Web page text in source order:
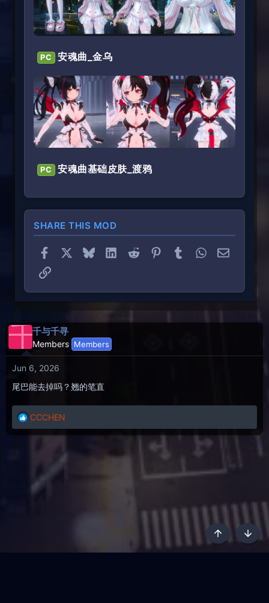
PC 安魂曲_金乌
PC 安魂曲基础皮肤_渡鸦
SHARE THIS MOD
Facebook BlueskyLinkedInReddit PinterestTumblrWhatsApp
Email
Link
千千与千寻
Members Members
Jun 6, 2026
尾巴能去掉吗？翘的笔直
R
CCCHEN
Top